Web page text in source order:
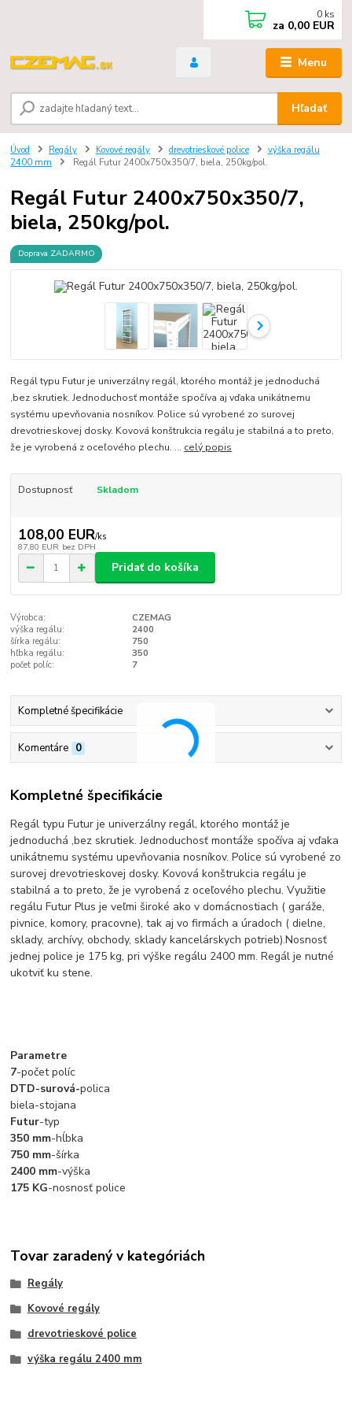
Menu
Hľadať
0 ks
za 0,00 EUR
Úvod Regály Kovové regály drevotrieskové police
výška regálu
2400 mm
Regál Futur 2400x750x350/7, biela, 250kg/pol.
Regál Futur 2400x750x350/7,
biela, 250kg/pol.
Doprava ZADARMO
Regál typu Futur je univerzálny regál, ktorého montáž je jednoduchá
,bez skrutiek. Jednoduchosť montáže spočíva aj vďaka unikátnemu
systému upevňovania nosníkov. Police sú vyrobené zo surovej
drevotrieskovej dosky. Kovová konštrukcia regálu je stabilná a to preto,
že je vyrobená z oceľového plechu. ... celý popis
Dostupnosť Skladom
108,00 EUR/ks
87,80 EUR bez DPH
Pridať do košíka
Výrobca:
CZEMAG
výška regálu:
2400
šírka regálu:
750
hľbka regálu:
350
počet políc:
7
Kompletné špecifikácie
Komentáre 0
Kompletné špecifikácie
Regál typu Futur je univerzálny regál, ktorého montáž je
jednoduchá ,bez skrutiek. Jednoduchosť montáže spočíva aj vďaka
unikátnemu systému upevňovania nosníkov. Police sú vyrobené zo
surovej drevotrieskovej dosky. Kovová konštrukcia regálu je
stabilná a to preto, že je vyrobená z oceľového plechu. Využitie
regálu Futur Plus je veľmi široké ako v domácnostiach ( garáže,
pivnice, komory, pracovne), tak aj vo firmách a úradoch ( dielne,
sklady, archívy, obchody, sklady kancelárskych potrieb).Nosnosť
jednej police je 175 kg, pri výške regálu 2400 mm. Regál je nutné
ukotviť ku stene.
Parametre
7-počet políc
DTD-surová-polica
biela-stojana
Futur-typ
350 mm-hĺbka
750 mm-šírka
2400 mm-výška
175 KG-nosnosť police
Tovar zaradený v kategóriách
Regály
Kovové regály
drevotrieskové police
výška regálu 2400 mm